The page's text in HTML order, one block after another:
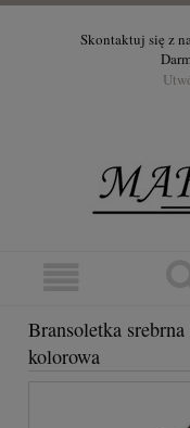
Skontaktuj się z
Bransoletka
kolorowa